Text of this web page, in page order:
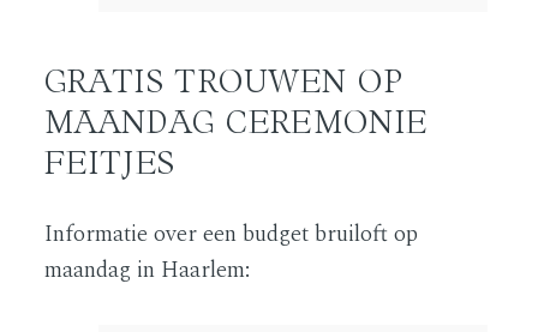
GRATIS TROUWEN OP
MAANDAG CEREMONIE
FEITJES
Informatie over een budget bruiloft op
maandag in Haarlem: